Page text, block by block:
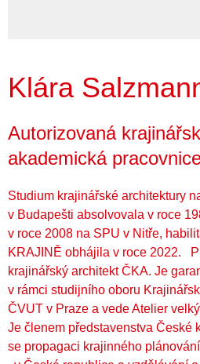
Klára
Autorizovaná
akademická
Studium krajinářské architektury
v Budapešti absolvovala v roce
v roce 2008 na SPU v Nitře,
KRAJINĚ obhájila v roce 2022.
krajinářský architekt ČKA. Je
v rámci studijního oboru
ČVUT v Praze a vede Atelier
Je členem představenstva České
se propagaci krajinného